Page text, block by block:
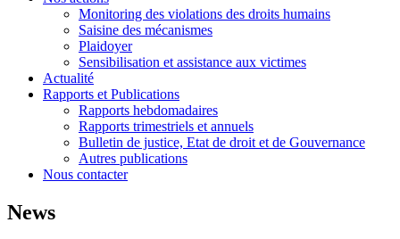
Monitoring des violations des droits humains
Saisine des mécanismes
Plaidoyer
Sensibilisation et assistance aux victimes
Actualité
Rapports et Publications
Rapports hebdomadaires
Rapports trimestriels et annuels
Bulletin de justice, Etat de droit et de Gouvernance
Autres publications
Nous contacter
News